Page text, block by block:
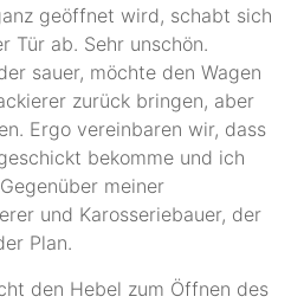
geöffnet wird, schabt sich
Tür ab. Sehr unschön.
sauer, möchte den Wagen
zurück bringen, aber
Ergo vereinbaren wir, dass
bekomme und ich
meiner
und Karosseriebauer, der
Plan.
den Hebel zum Öffnen des